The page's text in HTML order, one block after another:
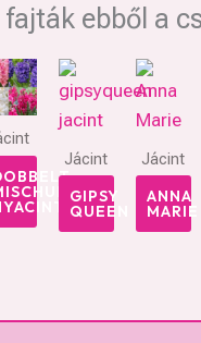
ebből a
Jácint
GIPSY
QUEEN
Jácint
ANNA
MARIE